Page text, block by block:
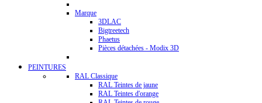
Marque
3DLAC
Bigtreetech
Phaetus
Pièces détachées - Modix 3D
PEINTURES
RAL Classique
RAL Teintes de jaune
RAL Teintes d'orange